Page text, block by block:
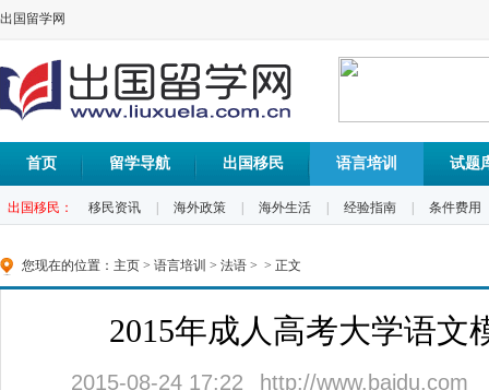
出国留学网
首页 留学导航 出国移民 语言培训 试题
出国移民： 移民资讯 海外政策 海外生活 经验指南 条件费用
您现在的位置： 主页 > 语言培训 > 法语 > > 正文
2015年成人高考大学语文
2015-08-24 17:22 http://www.baidu.com